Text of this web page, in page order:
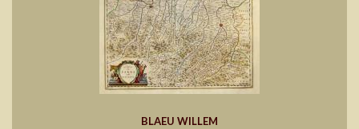
BLAEU WILLEM